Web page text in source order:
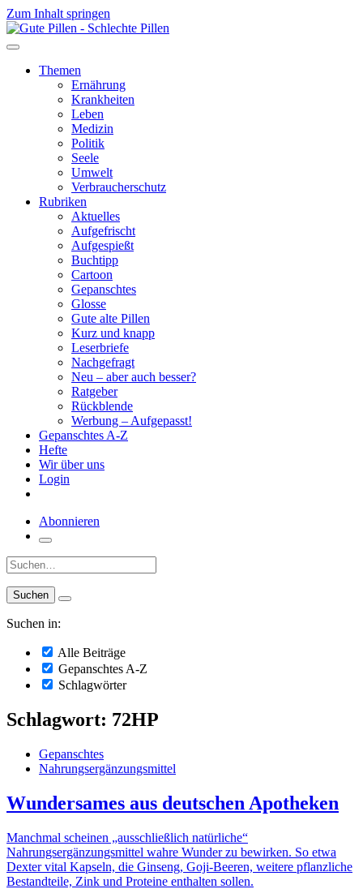
Zum Inhalt springen
Themen
Ernährung
Krankheiten
Leben
Medizin
Politik
Seele
Umwelt
Verbraucherschutz
Rubriken
Aktuelles
Aufgefrischt
Aufgespießt
Buchtipp
Cartoon
Gepanschtes
Glosse
Gute alte Pillen
Kurz und knapp
Leserbriefe
Nachgefragt
Neu – aber auch besser?
Ratgeber
Rückblende
Werbung – Aufgepasst!
Gepanschtes A-Z
Hefte
Wir über uns
Login
Abonnieren
Suche:
Suchen in:
Alle Beiträge
Gepanschtes A-Z
Schlagwörter
Schlagwort: 72HP
Gepanschtes
Nahrungsergänzungsmittel
Wundersames aus deutschen Apotheken
Manchmal scheinen „ausschließlich natürliche“
Nahrungsergänzungsmittel wahre Wunder zu bewirken. So etwa
Dexter vital Kapseln, die Ginseng, Goji-Beeren, weitere pflanzliche
Bestandteile, Zink und Proteine enthalten sollen.